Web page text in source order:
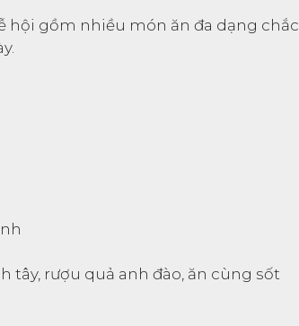
hội gồm nhiều món ăn đa dạng chắc
tây, rượu quả anh đào, ăn cùng sốt